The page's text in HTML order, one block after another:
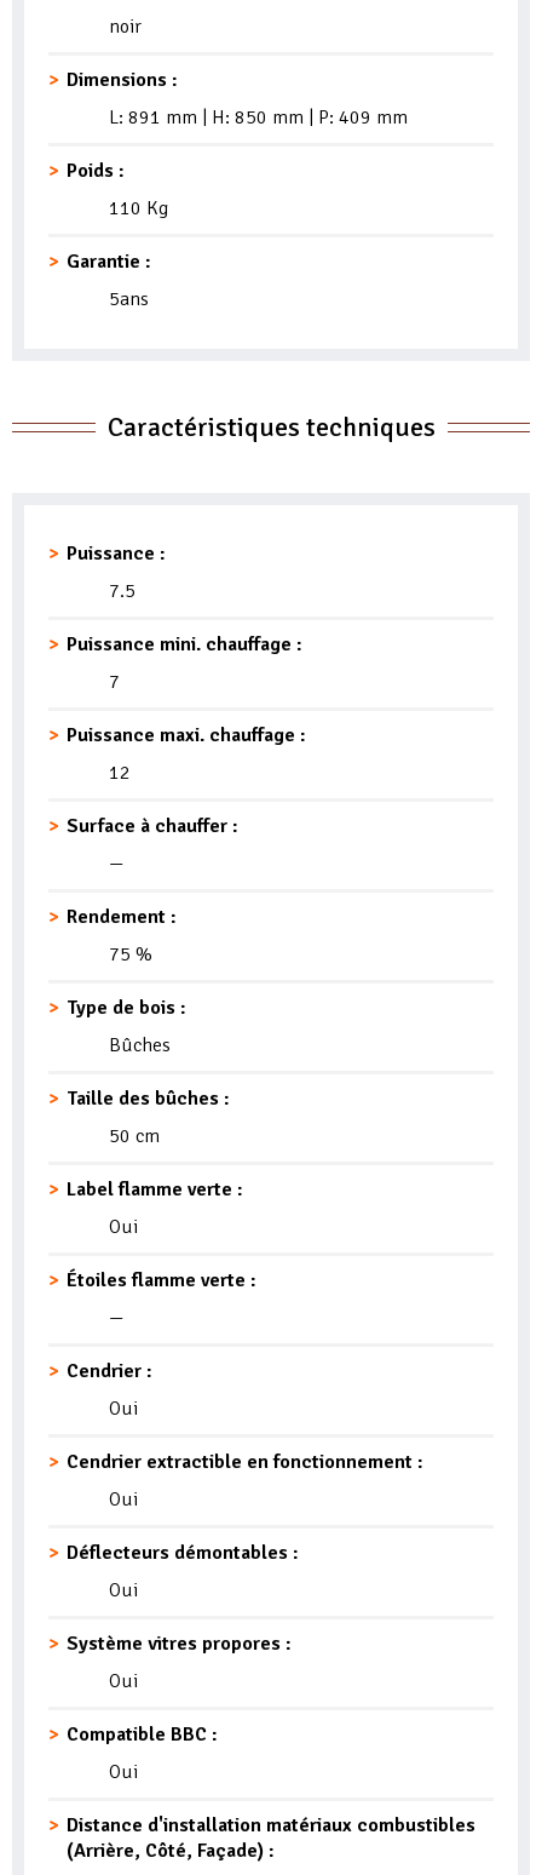
noir
Dimensions :
L: 891 mm | H: 850 mm | P: 409 mm
Poids :
110 Kg
Garantie :
5ans
Caractéristiques techniques
Puissance :
7.5
Puissance mini. chauffage :
7
Puissance maxi. chauffage :
12
Surface à chauffer :
—
Rendement :
75 %
Type de bois :
Bûches
Taille des bûches :
50 cm
Label flamme verte :
Oui
Étoiles flamme verte :
—
Cendrier :
Oui
Cendrier extractible en fonctionnement :
Oui
Déflecteurs démontables :
Oui
Système vitres propores :
Oui
Compatible BBC :
Oui
Distance d'installation matériaux combustibles
(Arrière, Côté, Façade) :